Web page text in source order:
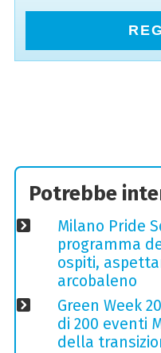
Potrebbe
Milano Pride
programma
ospiti,
arcobaleno
Green Week
di 200 eventi
della